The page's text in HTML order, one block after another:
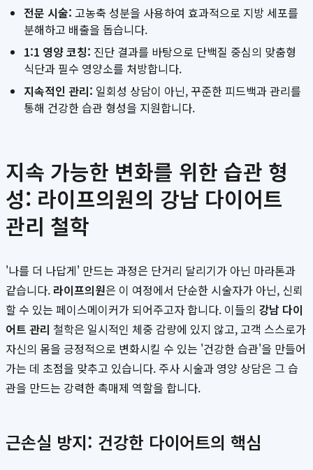
전문 시술: 고농축 성분을 사용하여 효과적으로 지방 세포를
분해하고 배출을 돕습니다.
1:1 영양 코칭: 진단 결과를 바탕으로 단백질 중심의 맞춤형
식단과 필수 영양소를 처방합니다.
지속적인 관리: 일회성 상담이 아닌, 꾸준한 피드백과 관리를
통해 건강한 습관 형성을 지원합니다.
지속 가능한 변화를 위한 습관 형
성: 라이프의원의 강남 다이어트
관리 철학
'나를 더 나답게' 만드는 과정은 단거리 달리기가 아닌 마라톤과
같습니다. 라이프의원은 이 여정에서 단순한 시술자가 아닌, 신뢰
할 수 있는 페이스메이커가 되어주고자 합니다. 이들의 강남 다이
어트 관리 철학은 일시적인 체중 감량에 있지 않고, 고객 스스로가
자신의 몸을 긍정적으로 변화시킬 수 있는 '건강한 습관'을 만들어
가는 데 초점을 맞추고 있습니다. 주사 시술과 영양 상담은 그 습
관을 만드는 강력한 촉매제 역할을 합니다.
근손실 방지: 건강한 다이어트의 핵심